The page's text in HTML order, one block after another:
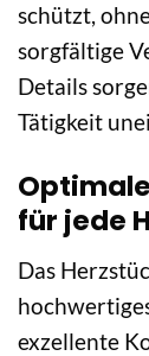
schützt,
sorgfältige
Details
Tätigkeit
für jede
Das
exzellente